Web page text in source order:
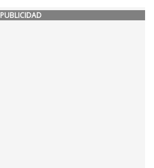
PUBLICIDAD